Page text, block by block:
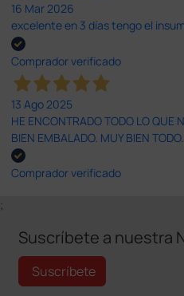
16 Mar 2026
excelente en 3 días tengo el
Comprador verificado
13 Ago 2025
HE ENCONTRADO TODO LO QUE
BIEN EMBALADO. MUY BIEN TODO.
Comprador verificado
;
Suscríbete a nuestra
Suscríbete